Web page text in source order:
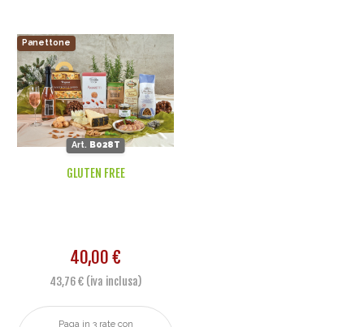
Panettone
Art. B028T
GLUTEN FREE
40,00 €
43,76 € (iva inclusa)
Paga in 3 rate con